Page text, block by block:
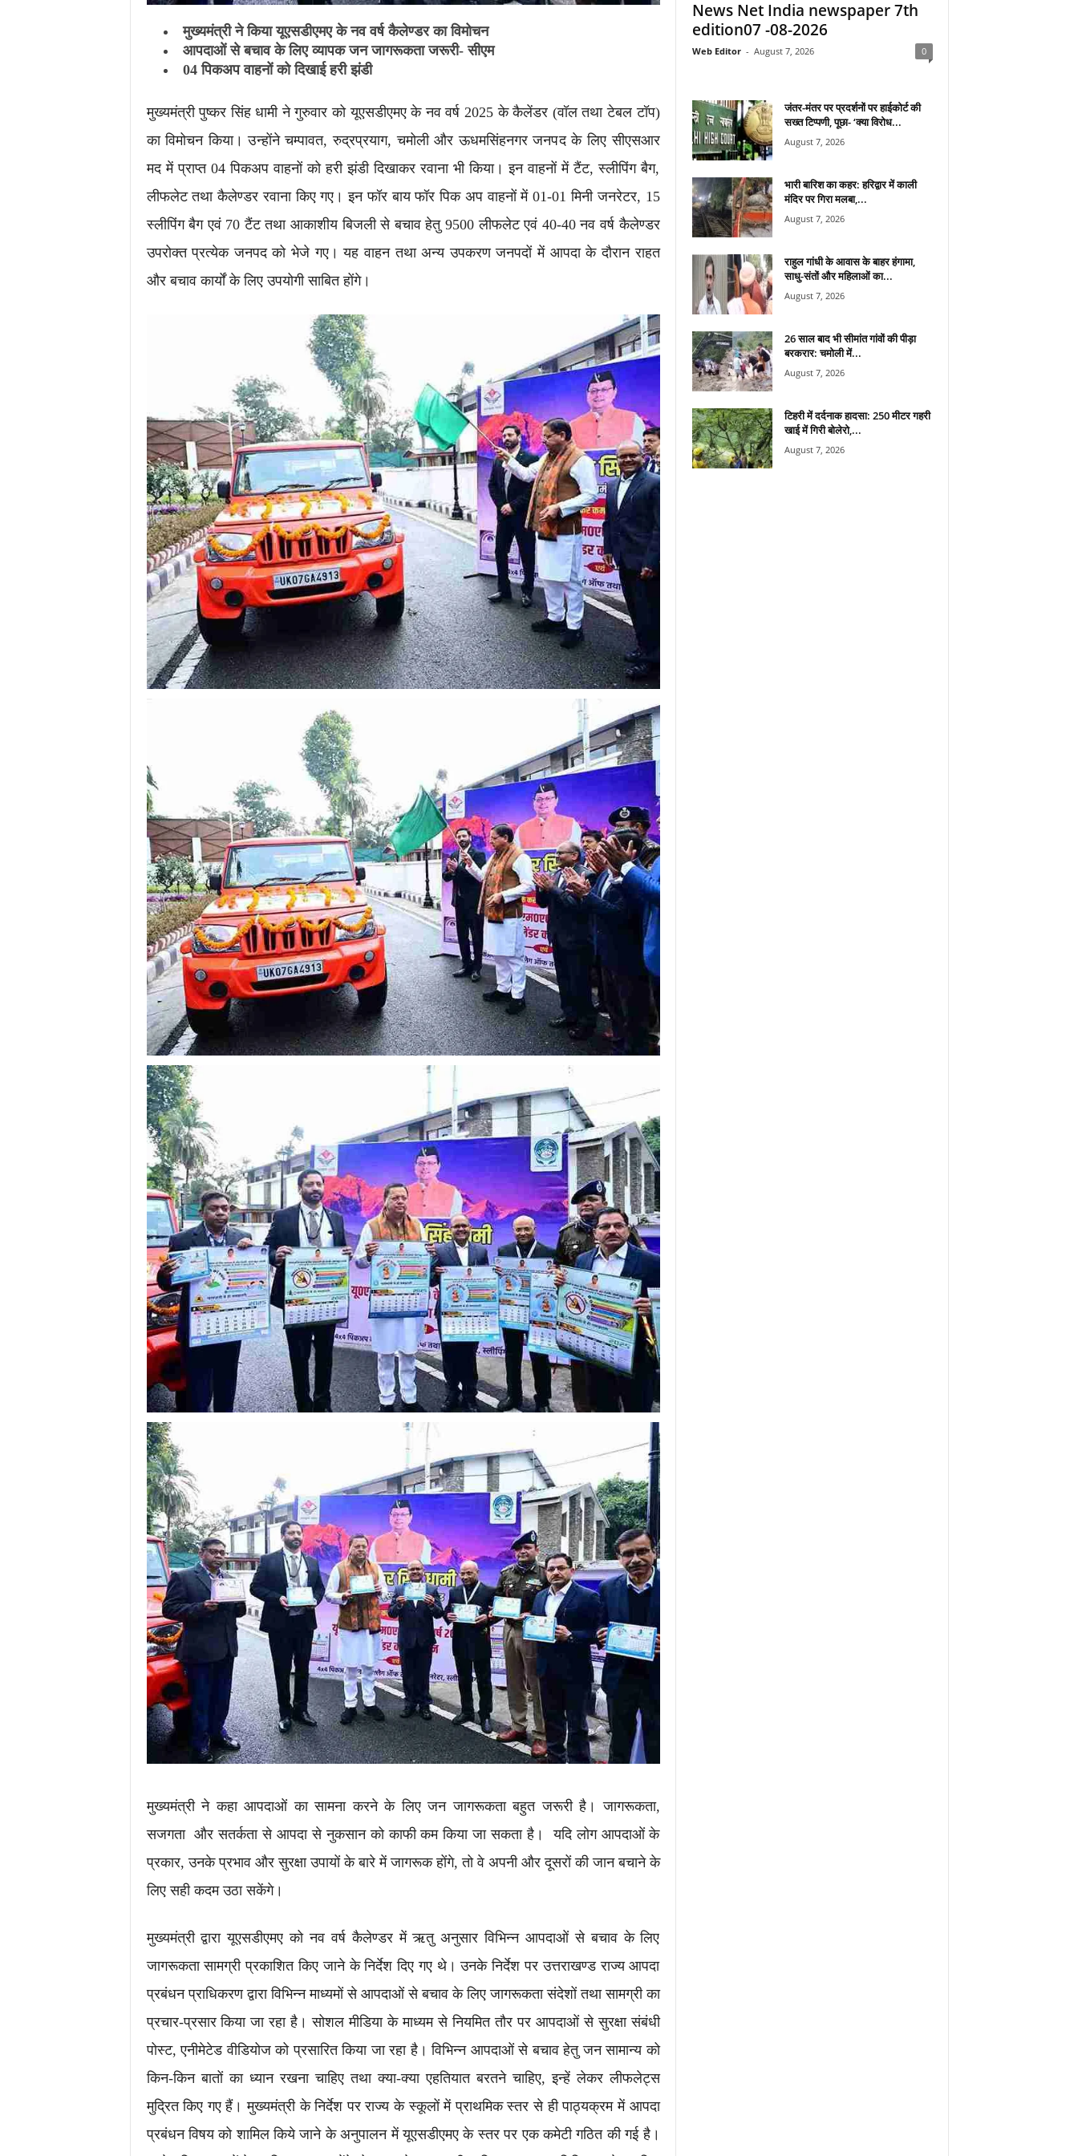
मुख्यमंत्री ने किया यूएसडीएमए के नव वर्ष कैलेण्डर का विमोचन
आपदाओं से बचाव के लिए व्यापक जन जागरूकता जरूरी- सीएम
04 पिकअप वाहनों को दिखाई हरी झंडी
मुख्यमंत्री पुष्कर सिंह धामी ने गुरुवार को यूएसडीएमए के नव वर्ष 2025 के कैलेंडर (वॉल तथा टेबल टॉप)
का विमोचन किया। उन्होंने चम्पावत, रुद्रप्रयाग, चमोली और ऊधमसिंहनगर जनपद के लिए सीएसआर
मद में प्राप्त 04 पिकअप वाहनों को हरी झंडी दिखाकर रवाना भी किया। इन वाहनों में टैंट, स्लीपिंग बैग,
लीफलेट तथा कैलेण्डर रवाना किए गए। इन फॉर बाय फॉर पिक अप वाहनों में 01-01 मिनी जनरेटर, 15
स्लीपिंग बैग एवं 70 टैंट तथा आकाशीय बिजली से बचाव हेतु 9500 लीफलेट एवं 40-40 नव वर्ष कैलेण्डर
उपरोक्त प्रत्येक जनपद को भेजे गए। यह वाहन तथा अन्य उपकरण जनपदों में आपदा के दौरान राहत
और बचाव कार्यों के लिए उपयोगी साबित होंगे।
मुख्यमंत्री ने कहा आपदाओं का सामना करने के लिए जन जागरूकता बहुत जरूरी है। जागरूकता,
सजगता और सतर्कता से आपदा से नुकसान को काफी कम किया जा सकता है। यदि लोग आपदाओं के
प्रकार, उनके प्रभाव और सुरक्षा उपायों के बारे में जागरूक होंगे, तो वे अपनी और दूसरों की जान बचाने के
लिए सही कदम उठा सकेंगे।
मुख्यमंत्री द्वारा यूएसडीएमए को नव वर्ष कैलेण्डर में ऋतु अनुसार विभिन्न आपदाओं से बचाव के लिए
जागरूकता सामग्री प्रकाशित किए जाने के निर्देश दिए गए थे। उनके निर्देश पर उत्तराखण्ड राज्य आपदा
प्रबंधन प्राधिकरण द्वारा विभिन्न माध्यमों से आपदाओं से बचाव के लिए जागरूकता संदेशों तथा सामग्री का
प्रचार-प्रसार किया जा रहा है। सोशल मीडिया के माध्यम से नियमित तौर पर आपदाओं से सुरक्षा संबंधी
पोस्ट, एनीमेटेड वीडियोज को प्रसारित किया जा रहा है। विभिन्न आपदाओं से बचाव हेतु जन सामान्य को
किन-किन बातों का ध्यान रखना चाहिए तथा क्या-क्या एहतियात बरतने चाहिए, इन्हें लेकर लीफलेट्स
मुद्रित किए गए हैं। मुख्यमंत्री के निर्देश पर राज्य के स्कूलों में प्राथमिक स्तर से ही पाठ्यक्रम में आपदा
प्रबंधन विषय को शामिल किये जाने के अनुपालन में यूएसडीएमए के स्तर पर एक कमेटी गठित की गई है।
News Net India newspaper 7th
edition07 -08-2026
Web Editor - August 7, 2026 0
जंतर-मंतर पर प्रदर्शनों पर हाईकोर्ट की
सख्त टिप्पणी, पूछा- ‘क्या विरोध...
August 7, 2026
भारी बारिश का कहर: हरिद्वार में काली
मंदिर पर गिरा मलबा,...
August 7, 2026
राहुल गांधी के आवास के बाहर हंगामा,
साधु-संतों और महिलाओं का...
August 7, 2026
26 साल बाद भी सीमांत गांवों की पीड़ा
बरकरार: चमोली में...
August 7, 2026
टिहरी में दर्दनाक हादसा: 250 मीटर गहरी
खाई में गिरी बोलेरो,...
August 7, 2026